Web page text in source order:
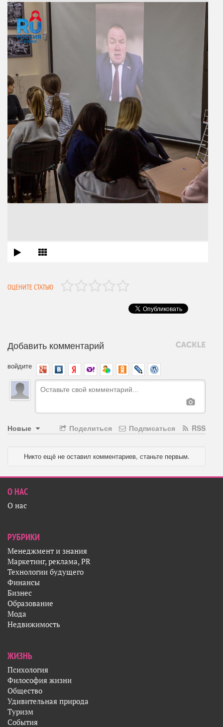
ОЦЕНИТЕ СТАТЬЮ
Добавить комментарий
войдите
Новые RSS
Подписаться
Поделиться
Никто ещё не оставил комментариев, станьте первым.
О НАС
О нас
РУБРИКИ
Менеджмент и знания
Маркетинг, реклама, PR
Технологии будущего
Финансы
Бизнес
Образование
Мода
Недвижимость
ЖИЗНЬ
Психология
Философия жизни
Общество
Удивительная природа
Туризм
События